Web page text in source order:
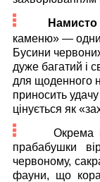
Намисто
каменю» —
Бусини
дуже багатий і
для щоденного
приносить
цінується як
Окрема
прабабушки
червоному,
фауни, що